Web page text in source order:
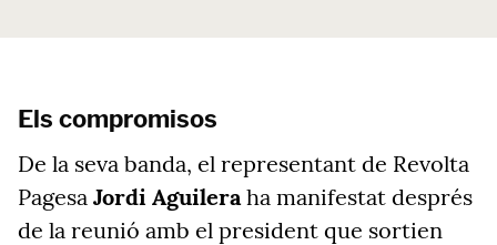
Els compromisos
De la seva banda, el representant de Revolta
Pagesa Jordi Aguileraha manifestat després
de la reunió amb el president que sortien